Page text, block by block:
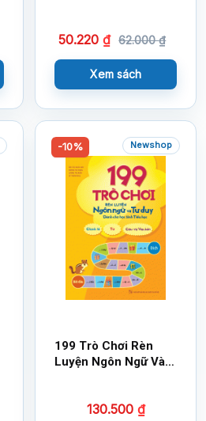
Mới Định Hướng Phát
50.220₫ 62.000₫
Xem sách
-10% Newshop
199 Trò Chơi Rèn
Luyện Ngôn Ngữ Và
130.500 ₫